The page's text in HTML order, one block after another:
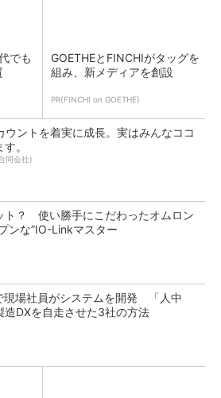
でも
GOETHEとFINCHIがタッグを
組み、新メディアを創設
PR(FINCHI on GOETHE)
ウントを着実に成長。実はみんなココ
。
同会社)
ト？ 使い勝手にこだわったオムロン
ンな”IO-Linkマスター
現場社員がシステムを開発 「人中
造DXを自走させた3社の方法